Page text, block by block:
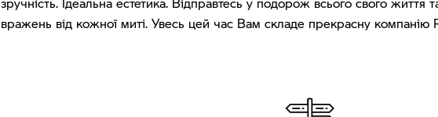
вражень від кожної миті. Увесь цей час Вам складе прекрасну